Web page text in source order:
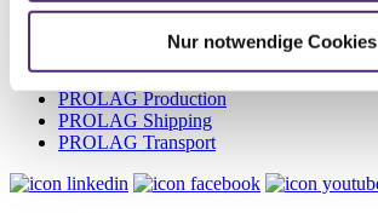
Nur notwendige Cookies
PROLAG World
PROLAG WMS
PROLAG Automation
PROLAG Hazmat
PROLAG Production
PROLAG Shipping
PROLAG Transport